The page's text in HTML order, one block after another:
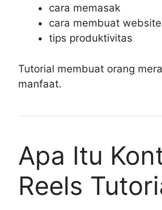
cara memasak
cara membuat website
tips produktivitas
Tutorial membuat orang
manfaat.
Apa Itu
Reels